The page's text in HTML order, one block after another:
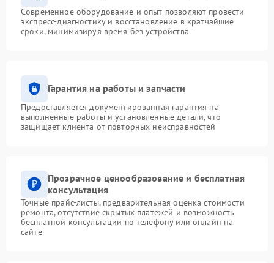
Современное оборудование и опыт позволяют провести
экспресс-диагностику и восстановление в кратчайшие
сроки, минимизируя время без устройства
Гарантия на работы и запчасти
Предоставляется документированная гарантия на
выполненные работы и установленные детали, что
защищает клиента от повторных неисправностей
Прозрачное ценообразование и бесплатная
консультация
Точные прайс-листы, предварительная оценка стоимости
ремонта, отсутствие скрытых платежей и возможность
бесплатной консультации по телефону или онлайн на
сайте